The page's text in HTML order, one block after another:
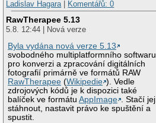
Ladislav Hagara| Komentářů: 0
RawTherapee 5.13
5.8. 12:44 | Nová verze
Byla vydána nová verze 5.13
svobodného multiplatformního softwaru
pro konverzi a zpracování digitálních
fotografií primárně ve formátů RAW
RawTherapee (Wikipedie ). Vedle
zdrojových kódů je k dispozici také
balíček ve formátuAppImage . Stačí jej
stáhnout, nastavit právo ke spuštění a
spustit.